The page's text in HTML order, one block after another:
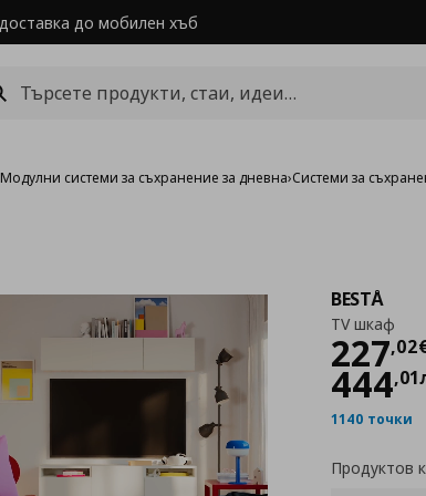
до мобилен хъб
Модулни системи за съхранение за дневна›Системи за
BESTÅ
TV шкаф
227,02
444,01
1140 точки
Продуктов